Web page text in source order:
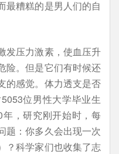
最糟糕的是男人们的自
发压力激素，使血压升
险。但是它们有时候还
的感觉。体力透支是否
位男性大学毕业生
，研究刚开始时，每
题：你多久会出现一次
？科学家们也收集了志